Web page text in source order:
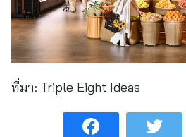
ที่มา: Triple Eight Ideas